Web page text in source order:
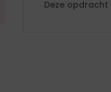
Deze opdracht